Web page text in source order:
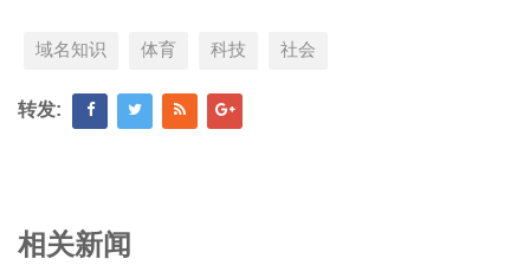
域名知识 体育 科技 社会
转发:
相关新闻